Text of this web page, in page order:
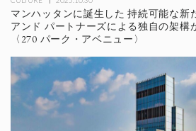
マンハッタンに誕生した 持続可能な新
アンド パートナーズによる独自の架構
〈270 パーク・アベニュー〉